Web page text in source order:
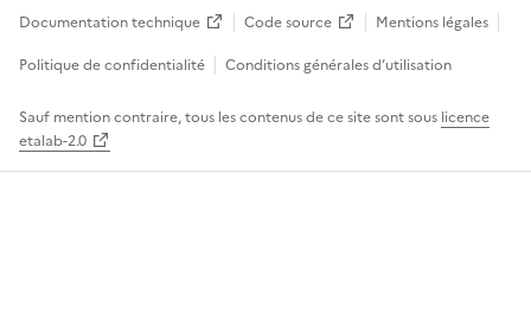
Documentation technique
Code source
Mentions légales
Politique de confidentialité
Conditions générales d’utilisation
Sauf mention contraire, tous les contenus de ce site sont sous licence
etalab-2.0